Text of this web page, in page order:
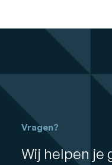
Vragen?
Wij helpen je